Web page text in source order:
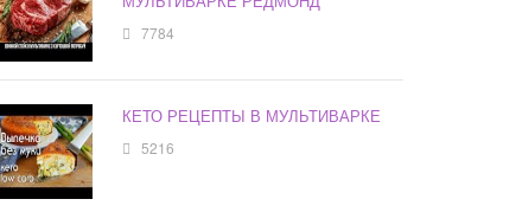
7784
КЕТО РЕЦЕПТЫ В МУЛЬТИВАРКЕ
5216